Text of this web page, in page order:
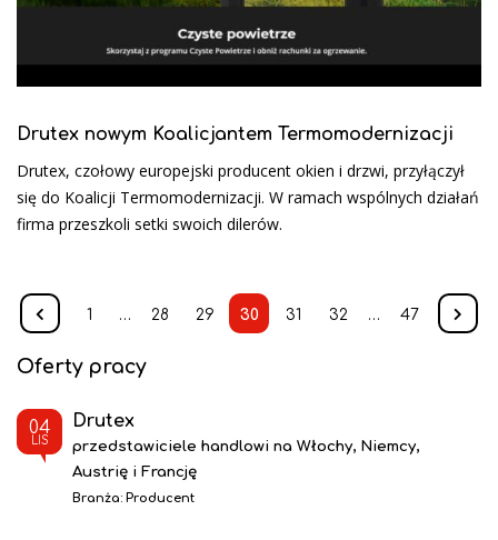
Drutex nowym Koalicjantem Termomodernizacji
Drutex, czołowy europejski producent okien i drzwi, przyłączył
się do Koalicji Termomodernizacji. W ramach wspólnych działań
firma przeszkoli setki swoich dilerów.
1 … 28 29 30 31 32 … 47
Oferty pracy
04
LIS
Drutex
przedstawiciele handlowi na Włochy, Niemcy,
Austrię i Francję
Branża: Producent